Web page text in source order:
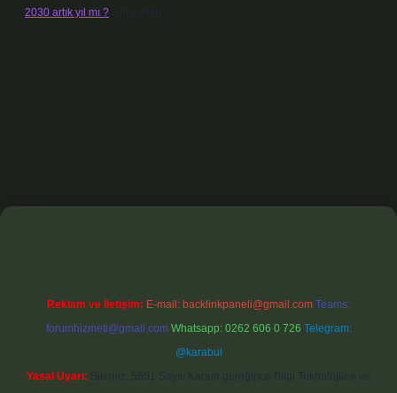
2030 artık yıl mı ? için admin
Reklam ve İletişim: E-mail: backlinkpaneli@gmail.com Teams:
forumhizmeti@gmail.com Whatsapp: 0262 606 0 726 Telegram:
@karabul
Yasal Uyarı: